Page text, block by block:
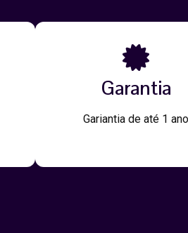
Garantia
Gariantia de até 1 ano